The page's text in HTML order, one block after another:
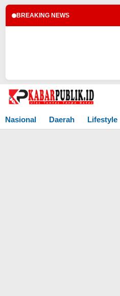
BREAKING NEWS
Lewati
Nasional
Daerah Lifestyle